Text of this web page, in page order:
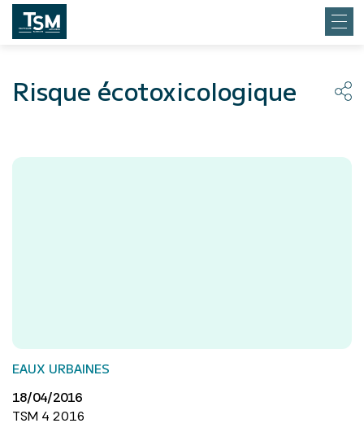
Risque écotoxicologique
EAUX URBAINES
18/04/2016
TSM 4 2016